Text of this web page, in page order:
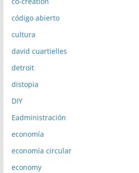
código abierto
cultura
david cuartielles
detroit
distopia
DIY
Eadministración
economía
economía circular
economy